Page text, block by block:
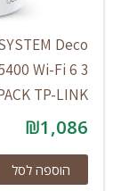
Deco
Wi-Fi 6 3
TP-LINK
₪1,086
הוספה לסל